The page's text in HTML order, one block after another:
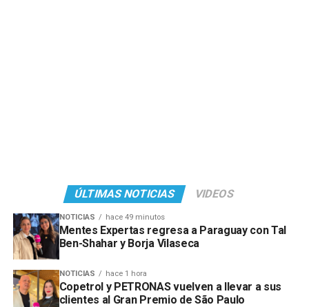
ÚLTIMAS NOTICIAS VIDEOS
NOTICIAS hace 49 minutos
Mentes Expertas regresa a Paraguay con Tal
Ben-Shahar y Borja Vilaseca
NOTICIAS hace 1 hora
Copetrol y PETRONAS vuelven a llevar a sus
clientes al Gran Premio de São Paulo